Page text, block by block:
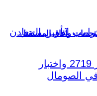
وآفاق المستقبل